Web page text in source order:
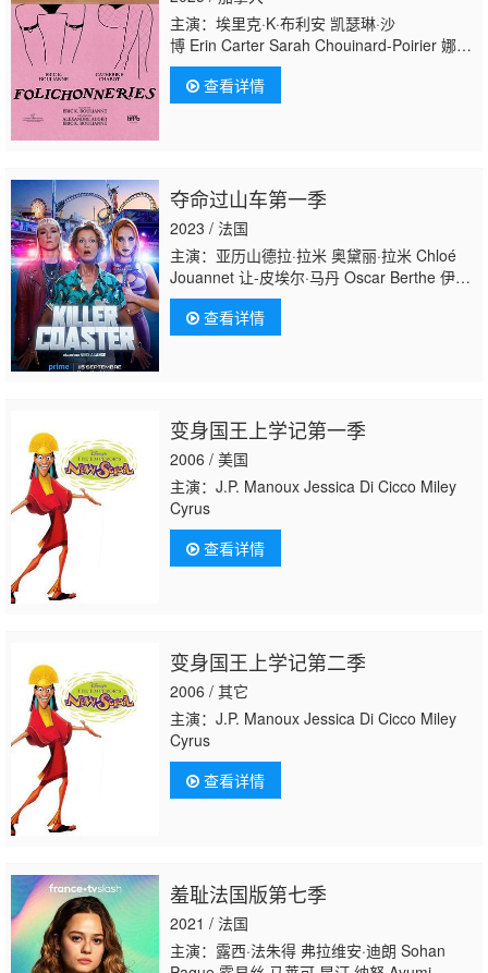
主演：埃里克·K·布利安 凯瑟琳·沙
博 Erin Carter Sarah Chouinard-Poirier 娜塔
莉·古帕尔 Rose-Anne Déry 萨米尔·菲鲁
兹 Carolanne Foucher 艾甜·加罗伊 安布雷·
贾布
恩 Antonin Mousseau-Rivard
查看详情
夺命过山车第一季
2023 / 法国
主演：亚历山德拉·拉米 奥黛丽·拉米 Chloé
Jouannet 让-皮埃尔·马丹 Oscar Berthe 伊万·
诺布龙 亚历克斯·鲁茨 布鲁诺·洛歇 Tara
Martinez 萝拉·兰 Ferdinand Niquet-
Rioux Alain Zef Jenny Letellier Doby
查看详情
变身国王上学记第一季
2006 / 美国
主演：J.P. Manoux Jessica Di Cicco Miley
Cyrus
查看详情
变身国王上学记第二季
2006 / 其它
主演：J.P. Manoux Jessica Di Cicco Miley
Cyrus
查看详情
羞耻法国版第七季
2021 / 法国
主演：露西·法朱得 弗拉维安·迪朗 Sohan